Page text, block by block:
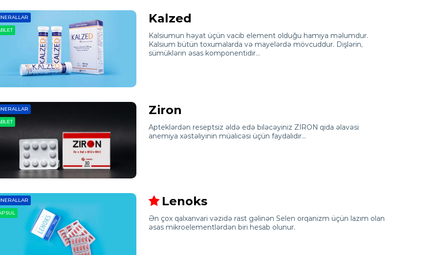
Kalzed
Kalsiumun həyat üçün vacib element olduğu hamıya məlumdur.
Kalsium bütün toxumalarda və mayelərdə mövcuddur. Dişlərin,
sümüklərin əsas komponentidir…
Ziron
Apteklərdən reseptsiz əldə edə biləcəyiniz ZİRON qida əlavəsi
anemiya xəstəliyinin müalicəsi üçün faydalıdır…
Lenoks
Ən çox qalxanvari vəzidə rast gəlinən Selen orqanizm üçün lazım olan
əsas mikroelementlərdən biri hesab olunur.